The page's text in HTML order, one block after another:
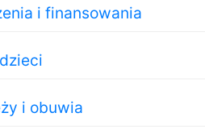
i finansowania
i obuwia